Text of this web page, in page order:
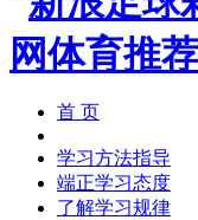
首 页
学习方法指导
端正学习态度
了解学习规律